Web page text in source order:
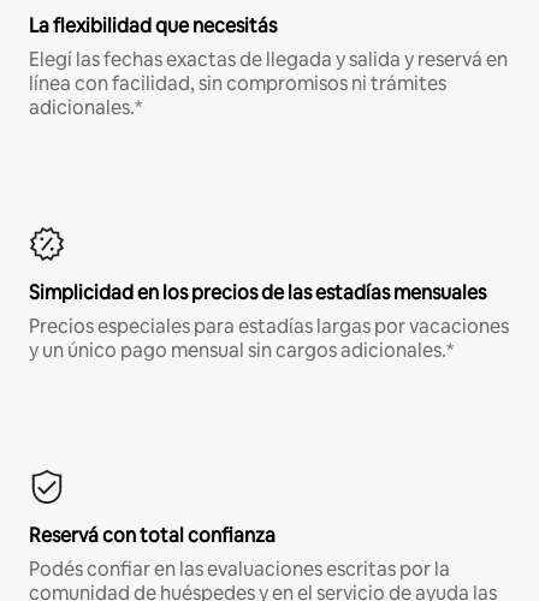
La flexibilidad que necesitás
Elegí las fechas exactas de llegada y salida y reservá en
línea con facilidad, sin compromisos ni trámites
adicionales.*
Simplicidad en los precios de las estadías mensuales
Precios especiales para estadías largas por vacaciones
y un único pago mensual sin cargos adicionales.*
Reservá con total confianza
Podés confiar en las evaluaciones escritas por la
comunidad de huéspedes y en el servicio de ayuda las